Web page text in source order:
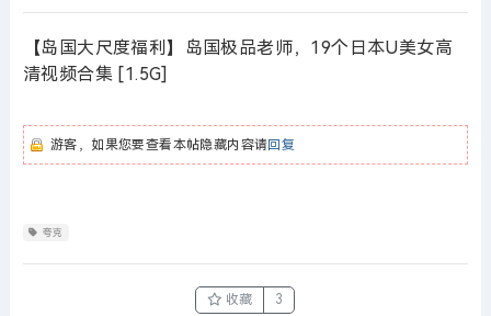
【岛国大尺度福利】岛国极品老师，19个日本U美女高
清视频合集 [1.5G]
游客，如果您要查看本帖隐藏内容请回复
夸克
收藏 3